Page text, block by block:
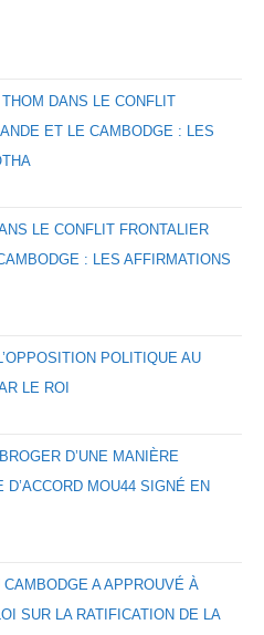
DANS LE CONFLIT
ET LE CAMBODGE : LES
LE CONFLIT FRONTALIER
: LES AFFIRMATIONS
POLITIQUE AU
LE ROI
D’UNE MANIÈRE
MOU44 SIGNÉ EN
CAMBODGE A APPROUVÉ À
SUR LA RATIFICATION DE LA